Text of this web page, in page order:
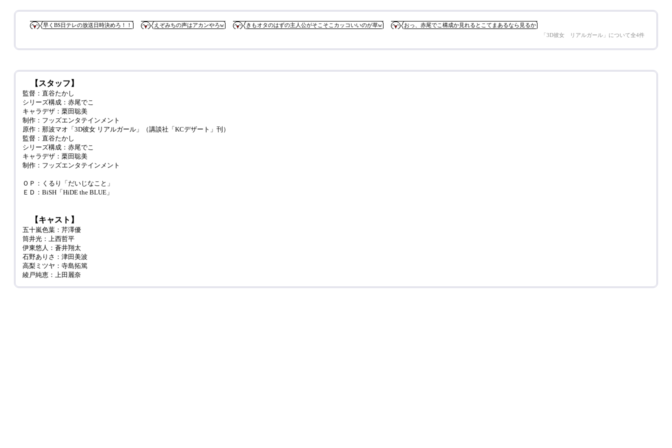
早くBS日テレの放送日時決めろ！！ えぞみちの声はアカンやろw きもオタのはずの主人公がそこそこカッコいいのが草w
おっ、赤尾でこ構成か見れるとこてまあるなら見るか
「3D彼女 リアルガール」について全4件
【スタッフ】
監督：直谷たかし
シリーズ構成：赤尾でこ
キャラデザ：栗田聡美
制作：フッズエンタテインメント
原作：那波マオ「3D彼女 リアルガール」（講談社「KCデザート」刊）
監督：直谷たかし
シリーズ構成：赤尾でこ
キャラデザ：栗田聡美
制作：フッズエンタテインメント
ＯＰ：くるり「だいじなこと」
ＥＤ：BiSH「HiDE the BLUE」
【キャスト】
五十嵐色葉：芹澤優
筒井光：上西哲平
伊東悠人：蒼井翔太
石野ありさ：津田美波
高梨ミツヤ：寺島拓篤
綾戸純恵：上田麗奈